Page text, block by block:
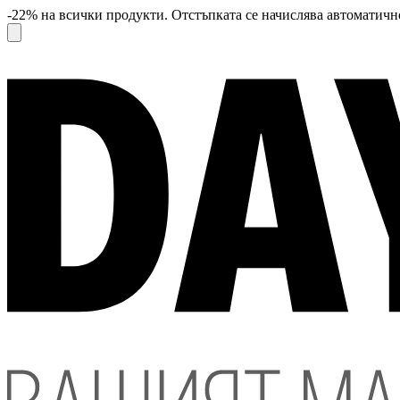
-22% на всички продукти. Отстъпката се начислява